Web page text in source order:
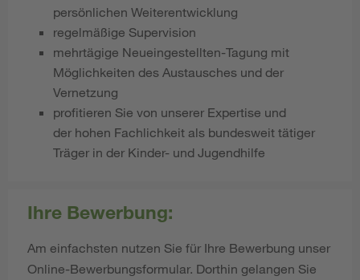
persönlichen Weiterentwicklung
regelmäßige Supervision
mehrtägige Neueingestellten-Tagung mit
Möglichkeiten des Austausches und der
Vernetzung
profitieren Sie von unserer Expertise und
der hohen Fachlichkeit als bundesweit tätiger
Träger in der Kinder- und Jugendhilfe
Ihre Bewerbung:
Am einfachsten nutzen Sie für Ihre Bewerbung unser
Online-Bewerbungsformular. Dorthin gelangen Sie